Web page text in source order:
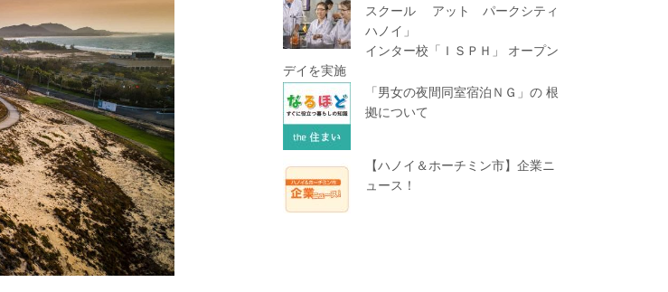
スクール アット パークシティ
ハノイ」
インター校「ＩＳＰＨ」 オープン
デイを実施
「男女の夜間同室宿泊ＮＧ」の 根
拠について
【ハノイ＆ホーチミン市】企業ニ
ュース！